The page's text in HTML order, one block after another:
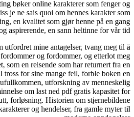
inspirerer
trosser
Det
følelsen
lang,
erfaring,
vekst,
er full av